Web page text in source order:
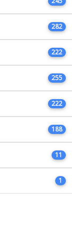
282
222
255
222
188
11
1